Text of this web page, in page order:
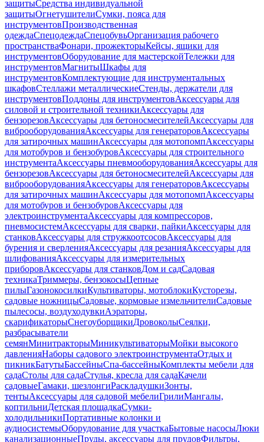
защитыСредства индивидуальной
защитыОгнетушителиСумки, пояса для
инструментовПроизводственная
одеждаСпецодеждаСпецобувьОрганизация рабочего
пространстваФонари, прожекторыКейсы, ящики для
инструментовОборудование для мастерскойТележки для
инструментовМагнитыШкафы для
инструментовКомплектующие для инструментальных
шкафовСтеллажи металлическиеСтенды, держатели для
инструментовПоддоны для инструментовАксессуары для
силовой и строительной техникиАксессуары для
бензорезовАксессуары для бетоносмесителейАксессуары для
виброоборудованияАксессуары для генераторовАксессуары
для затирочных машинАксессуары для мотопомпАксессуары
для мотобуров и бензобуровАксессуары для строительного
инструментаАксессуары пневмооборудованияАксессуары для
бензорезовАксессуары для бетоносмесителейАксессуары для
виброоборудованияАксессуары для генераторовАксессуары
для затирочных машинАксессуары для мотопомпАксессуары
для мотобуров и бензобуровАксессуары для
электроинструментаАксессуары для компрессоров,
пневмосистемАксессуары для сварки, пайкиАксессуары для
станковАксессуары для стружкоотсосовАксессуары для
бурения и сверленияАксессуары для резанияАксессуары для
шлифованияАксессуары для измерительных
приборовАксессуары для станковДом и садСадовая
техникаТриммеры, бензокосыЦепные
пилыГазонокосилкиКультиваторы, мотоблокиКусторезы,
садовые ножницыСадовые, кормовые измельчителиСадовые
пылесосы, воздуходувкиАэраторы,
скарификаторыСнегоуборщикиДровоколыСеялки,
разбрасыватели
семянМинитракторыМиникультиваторыМойки высокого
давленияНаборы садового электроинструментаОтдых и
пикникБатутыБассейныСпа-бассейныКомплекты мебели для
садаСтолы для садаСтулья, кресла для садаКачели
садовыеГамаки, шезлонгиРаскладушкиЗонты,
тентыАксессуары для садовой мебелиГрилиМангалы,
коптильниДетская площадкаСумки-
холодильникиПортативные колонки и
аудиосистемыОборудование для участкаБытовые насосыЛюки
канализационныеПруды, аксессуары для прудовФильтры,